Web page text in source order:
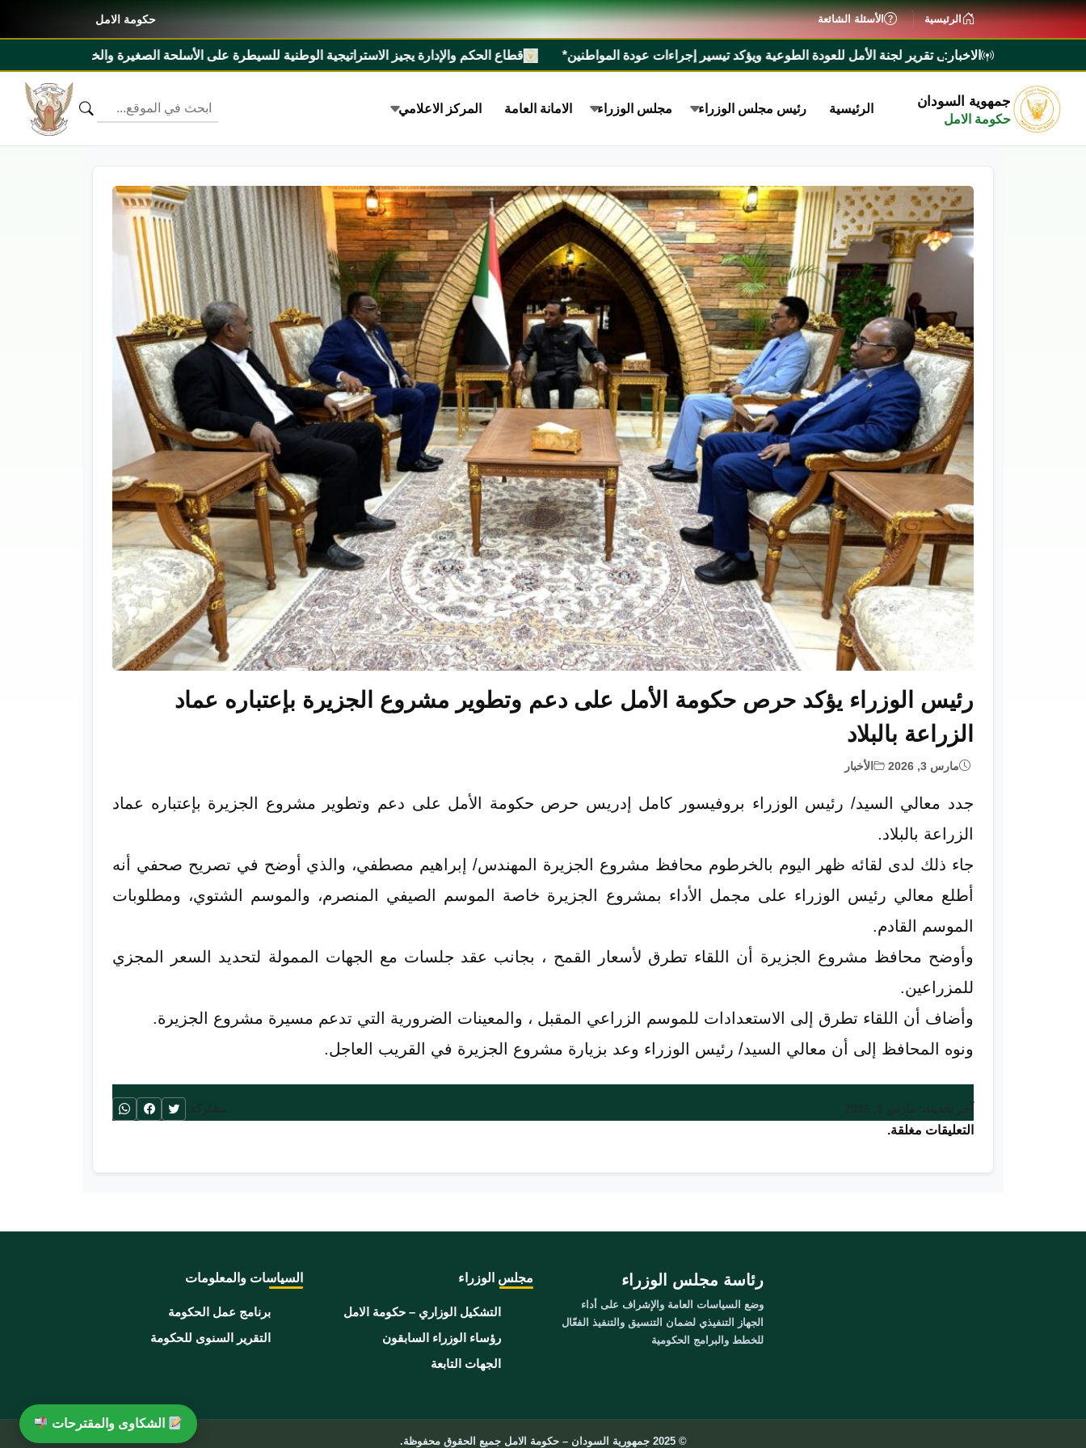
الرئيسية الأسئلة الشائعة حكومة الامل
الاخبار:
على تقرير لجنة الأمل للعودة الطوعية ويؤكد تيسير إجراءات عودة المواطنين* قطاع الحكم والإدارة يجيز الاستراتيجية الوطنية للسيطرة على الأسلحة الصغيرة والخفيفة ٢٠٢٧م _ ٢٠٣١م ومذكرة تفاهم بين السودان وليبيريا
جمهوية السودان
حكومة الامل
الرئيسية رئيس مجلس الوزراء مجلس الوزراء الامانة العامة المركز الاعلامي
رئيس الوزراء يؤكد حرص حكومة الأمل على دعم وتطوير مشروع الجزيرة بإعتباره عماد
الزراعة بالبلاد
مارس 3, 2026 الأخبار
جدد معالي السيد/ رئيس الوزراء بروفيسور كامل إدريس حرص حكومة الأمل على دعم وتطوير مشروع الجزيرة بإعتباره عماد
الزراعة بالبلاد.
جاء ذلك لدى لقائه ظهر اليوم بالخرطوم محافظ مشروع الجزيرة المهندس/ إبراهيم مصطفي، والذي أوضح في تصريح صحفي أنه
أطلع معالي رئيس الوزراء على مجمل الأداء بمشروع الجزيرة خاصة الموسم الصيفي المنصرم، والموسم الشتوي، ومطلوبات
الموسم القادم.
وأوضح محافظ مشروع الجزيرة أن اللقاء تطرق لأسعار القمح ، بجانب عقد جلسات مع الجهات الممولة لتحديد السعر المجزي
للمزراعين.
وأضاف أن اللقاء تطرق إلى الاستعدادات للموسم الزراعي المقبل ، والمعينات الضرورية التي تدعم مسيرة مشروع الجزيرة.
ونوه المحافظ إلى أن معالي السيد/ رئيس الوزراء وعد بزيارة مشروع الجزيرة في القريب العاجل.
التعليقات مغلقة.
السياسات والمعلومات
برنامج عمل الحكومة
التقرير السنوى للحكومة
مجلس الوزراء
التشكيل الوزاري – حكومة الامل
رؤساء الوزراء السابقون
الجهات التابعة
رئاسة مجلس الوزراء
وضع السياسات العامة والإشراف على أداء
الجهاز التنفيذي لضمان التنسيق والتنفيذ الفعّال
للخطط والبرامج الحكومية
© 2025 جمهورية السودان – حكومة الامل جميع الحقوق محفوظة.
الشكاوى والمقترحات